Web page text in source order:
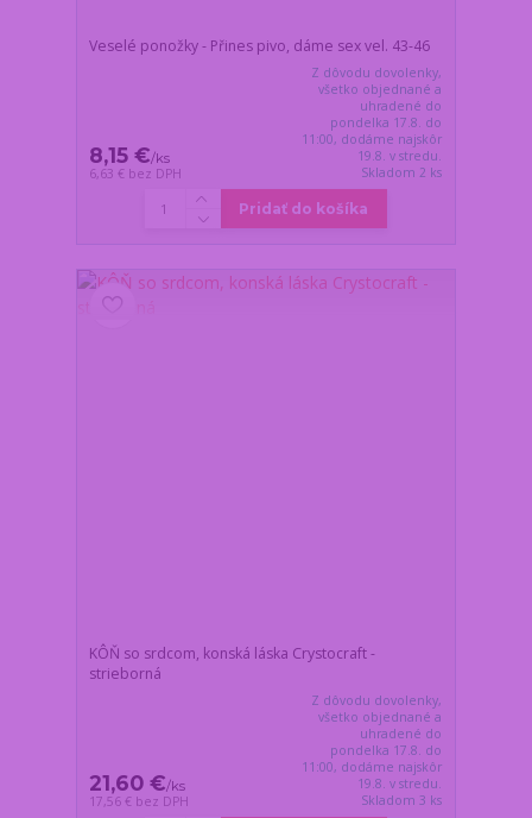
Veselé ponožky - Přines pivo, dáme sex vel. 43-46
8,15 €/ks
6,63 € bez DPH
Z dôvodu dovolenky,
všetko objednané a
uhradené do
pondelka 17.8. do
11:00, dodáme najskôr
19.8. v stredu.
Skladom 2 ks
Pridať do košíka
KÔŇ so srdcom, konská láska Crystocraft -
strieborná
21,60 €/ks
17,56 € bez DPH
Z dôvodu dovolenky,
všetko objednané a
uhradené do
pondelka 17.8. do
11:00, dodáme najskôr
19.8. v stredu.
Skladom 3 ks